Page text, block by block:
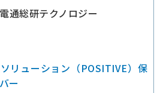
通総研テクノロジー
リューション（POSITIVE）保
ー